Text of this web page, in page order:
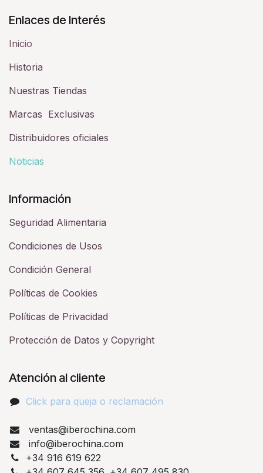
Enlaces de Interés
Inicio
Historia​
Nuestras Tiendas
Marcas Exclusivas
Distribuidores oficiales
Noticias
Información
Seguridad Alimentaria
Condiciones de Usos
Condición General
Políticas de Cookies
Políticas de Privacidad
Protección de Datos y Copyright
Atención al cliente
Click para queja o reclamación​
ventas@iberochina.com
info@iberochina.com
+34 916 619 622